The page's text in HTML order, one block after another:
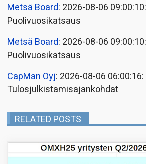
Metsä Board: 2026-08-06 09:00:10:
Puolivuosikatsaus
Metsä Board: 2026-08-06 09:00:10:
Puolivuosikatsaus
CapMan Oyj: 2026-08-06 06:00:16:
Tulosjulkistamisajankohdat
RELATED POSTS